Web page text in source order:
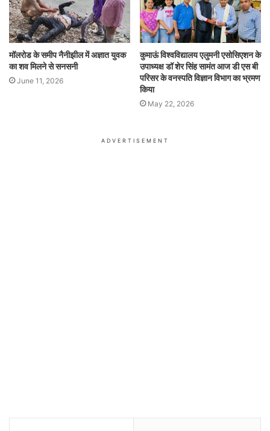
मॉलरोड के समीप नैनीझील में अज्ञात युवक
का शव मिलने से सनसनी
June 11, 2026
कुमाऊं विश्वविद्यालय एलुमनी एसोसिएशन के
उपाध्यक्ष डॉ शेर सिंह सामंत आज डी एस बी
परिसर के वनस्पति विज्ञान विभाग का भ्रमण
किया
May 22, 2026
ADVERTISEMENT